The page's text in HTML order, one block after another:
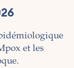
et les